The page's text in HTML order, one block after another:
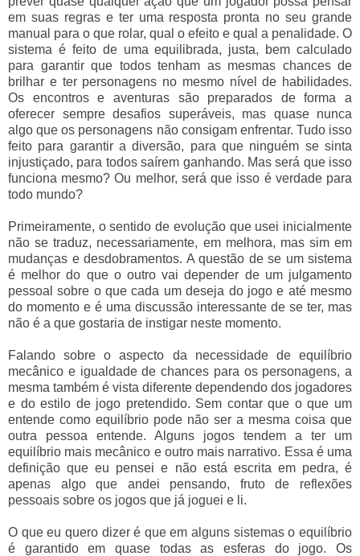
em suas regras e ter uma resposta pronta no seu grande
manual para o que rolar, qual o efeito e qual a penalidade. O
sistema é feito de uma equilibrada, justa, bem calculado
para garantir que todos tenham as mesmas chances de
brilhar e ter personagens no mesmo nível de habilidades.
Os encontros e aventuras são preparados de forma a
oferecer sempre desafios superáveis, mas quase nunca
algo que os personagens não consigam enfrentar. Tudo isso
feito para garantir a diversão, para que ninguém se sinta
injustiçado, para todos saírem ganhando. Mas será que isso
funciona mesmo? Ou melhor, será que isso é verdade para
todo mundo?
Primeiramente, o sentido de evolução que usei inicialmente
não se traduz, necessariamente, em melhora, mas sim em
mudanças e desdobramentos. A questão de se um sistema
é melhor do que o outro vai depender de um julgamento
pessoal sobre o que cada um deseja do jogo e até mesmo
do momento e é uma discussão interessante de se ter, mas
não é a que gostaria de instigar neste momento.
Falando sobre o aspecto da necessidade de equilíbrio
mecânico e igualdade de chances para os personagens, a
mesma também é vista diferente dependendo dos jogadores
e do estilo de jogo pretendido. Sem contar que o que um
entende como equilíbrio pode não ser a mesma coisa que
outra pessoa entende. Alguns jogos tendem a ter um
equilíbrio mais mecânico e outro mais narrativo. Essa é uma
definição que eu pensei e não está escrita em pedra, é
apenas algo que andei pensando, fruto de reflexões
pessoais sobre os jogos que já joguei e li.
O que eu quero dizer é que em alguns sistemas o equilíbrio
é garantido em quase todas as esferas do jogo. Os